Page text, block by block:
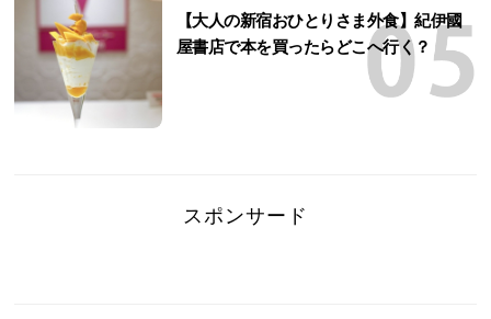
【大人の新宿おひとりさま外食】紀伊國
屋書店で本を買ったらどこへ行く？
スポンサード